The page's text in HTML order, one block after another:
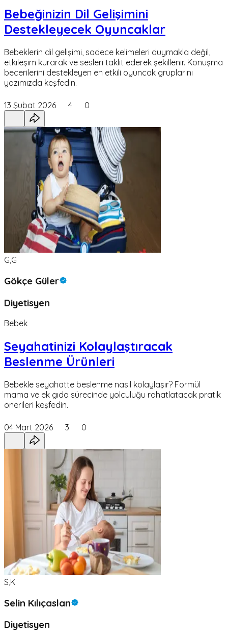
Bebeğinizin Dil Gelişimini
Destekleyecek Oyuncaklar
Bebeklerin dil gelişimi, sadece kelimeleri duymakla değil,
etkileşim kurarak ve sesleri taklit ederek şekillenir. Konuşma
becerilerini destekleyen en etkili oyuncak gruplarını
yazımızda keşfedin.
13 Şubat 2026 4 0
G,G
Gökçe Güler
Diyetisyen
Bebek
Seyahatinizi Kolaylaştıracak
Beslenme Ürünleri
Bebekle seyahatte beslenme nasıl kolaylaşır? Formül
mama ve ek gıda sürecinde yolculuğu rahatlatacak pratik
önerileri keşfedin.
04 Mart 2026 3 0
S,K
Selin Kılıçaslan
Diyetisyen